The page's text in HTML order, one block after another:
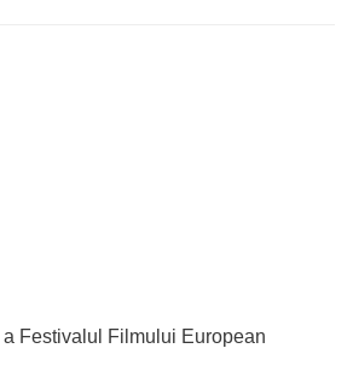
a Festivalul Filmului European